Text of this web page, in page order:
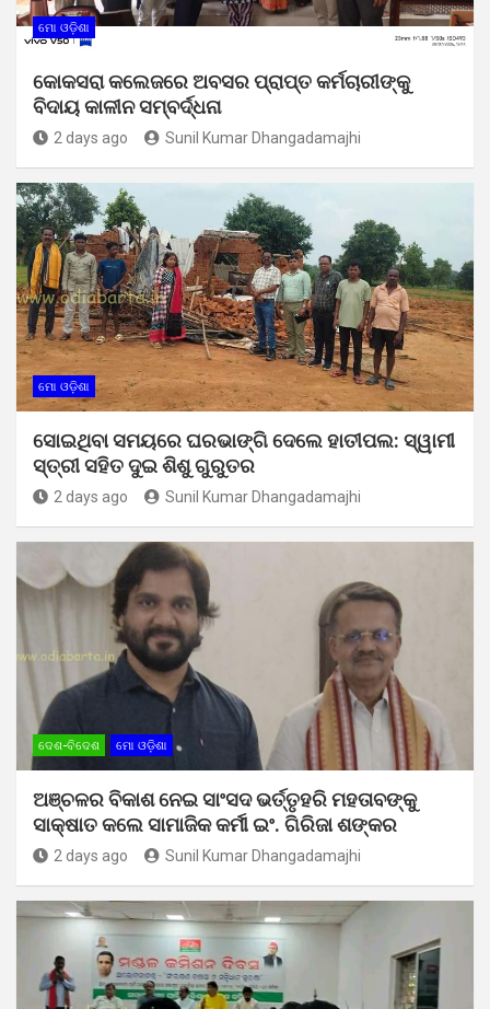
ମୋ ଓଡ଼ିଶା
କୋକସରା କଲେଜରେ ଅବସର ପ୍ରାପ୍ତ କର୍ମଚାରୀଙ୍କୁ
ବିଦାୟ କାଳୀନ ସମ୍ବର୍ଦ୍ଧନା
2 days ago Sunil Kumar Dhangadamajhi
ମୋ ଓଡ଼ିଶା
ସୋଇଥିବା ସମୟରେ ଘରଭାଙ୍ଗି ଦେଲେ ହାତୀପଲ: ସ୍ୱାମୀ
ସ୍ତ୍ରୀ ସହିତ ଦୁଇ ଶିଶୁ ଗୁରୁତର
2 days ago Sunil Kumar Dhangadamajhi
ଦେଶ-ବିଦେଶ ମୋ ଓଡ଼ିଶା
ଅଞ୍ଚଳର ବିକାଶ ନେଇ ସାଂସଦ ଭର୍ତ୍ତୃହରି ମହତାବଙ୍କୁ
ସାକ୍ଷାତ କଲେ ସାମାଜିକ କର୍ମୀ ଇଂ. ଗିରିଜା ଶଙ୍କର
2 days ago Sunil Kumar Dhangadamajhi